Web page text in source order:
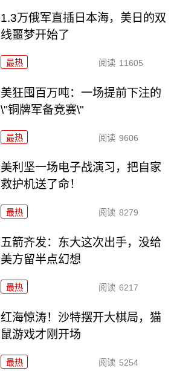
1.3万俄军直插日本海，美日的双
线噩梦开始了
最热 阅读 11605
美狂囤百万吨：一场提前下注的
\"铜牌军备竞赛\"
最热 阅读 9606
美利坚一场电子战演习，把自家
救护机送了命！
最热 阅读 8279
五箭齐发：东大这次出手，没给
美方留半点幻想
最热 阅读 6217
红海惊涛！沙特摆开大棋局，猫
鼠游戏才刚开场
最热 阅读 5254